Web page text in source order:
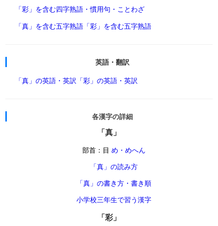
「彩」を含む四字熟語・慣用句・ことわざ
「真」を含む五字熟語 「彩」を含む五字熟語
英語・翻訳
「真」の英語・英訳 「彩」の英語・英訳
各漢字の詳細
「真」
部首：目 め・めへん
「真」の読み方
「真」の書き方・書き順
小学校三年生で習う漢字
「彩」